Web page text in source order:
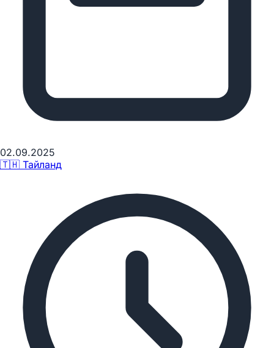
02.09.2025
🇹🇭 Тайланд